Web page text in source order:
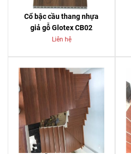
Cổ bậc cầu thang nhựa
giả gỗ Glotex CB02
Liên hệ